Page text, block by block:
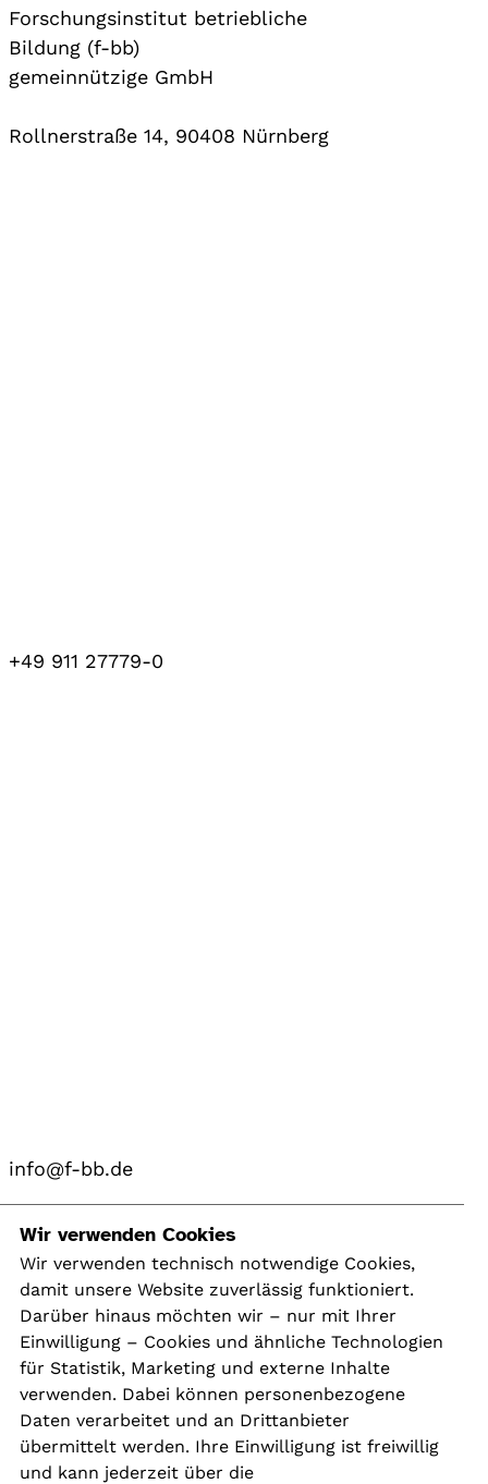
Forschungsinstitut betriebliche
Bildung (f-bb)
gemeinnützige GmbH
Rollnerstraße 14, 90408 Nürnberg
+49 911 27779-0
info@f-bb.de
Navigation
Kontakt
Presse
Aktuelles
Karriere
Newsletter
Wir verwenden Cookies
Wir verwenden technisch notwendige Cookies,
damit unsere Website zuverlässig funktioniert.
Darüber hinaus möchten wir – nur mit Ihrer
Einwilligung – Cookies und ähnliche Technologien
für Statistik, Marketing und externe Inhalte
verwenden. Dabei können personenbezogene
Daten verarbeitet und an Drittanbieter
übermittelt werden. Ihre Einwilligung ist freiwillig
und kann jederzeit über die